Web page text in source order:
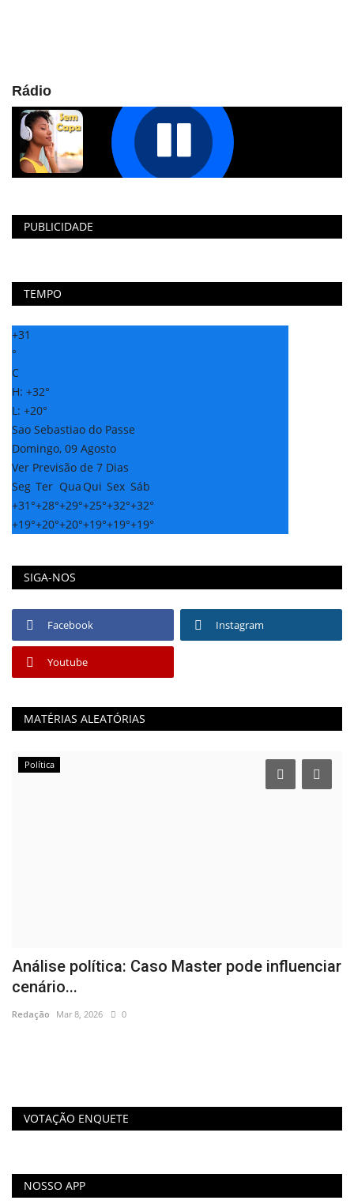
Rádio
PUBLICIDADE
TEMPO
+31
°
C
H: +32°
L: +20°
Sao Sebastiao do Passe
Domingo, 09 Agosto
Ver Previsão de 7 Dias
Seg Ter Qua Qui Sex Sáb
+31°+28°+29°+25°+32°+32°
+19°+20°+20°+19°+19°+19°
SIGA-NOS
Facebook Instagram
Youtube
MATÉRIAS ALEATÓRIAS
Política
Análise política: Caso Master pode influenciar
cenário...
Redação Mar 8, 2026 0
VOTAÇÃO ENQUETE
NOSSO APP